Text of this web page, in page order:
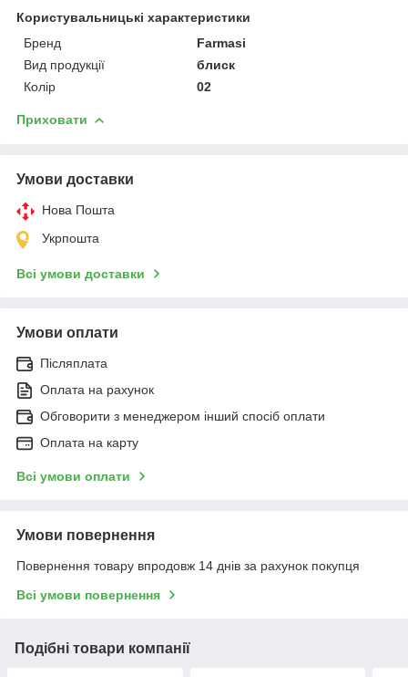
Користувальницькі характеристики
Бренд
Farmasi
Вид продукції
блиск
Колір
02
Приховати
Умови доставки
Нова Пошта
Укрпошта
Всі умови доставки
Умови оплати
Післяплата
Оплата на рахунок
Обговорити з менеджером інший спосіб оплати
Оплата на карту
Всі умови оплати
Умови повернення
Повернення товару впродовж 14 днів за рахунок покупця
Всі умови повернення
Подібні товари компанії